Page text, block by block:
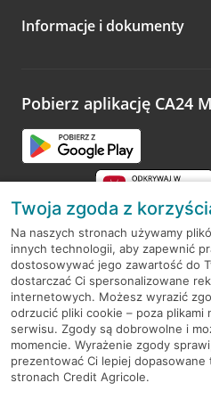
Zachęcamy do podzielenia się
opinie.
Informacje i dokumenty
Pobierz aplikację CA24
RODO
Regulamin serwisu
Mapa serwisu
PolitykaCookies
Twoja zgoda z
Na naszych stronach używamy
innych technologii, aby zapewnić
dostosowywać jego zawartość do
dostarczać Ci spersonalizowane
internetowych. Możesz wyrazić
odrzucić pliki cookie – poza
serwisu. Zgody są dobrowolne i
momencie. Wyrażenie zgody
prezentować Ci lepiej
stronach Credit Agricole.